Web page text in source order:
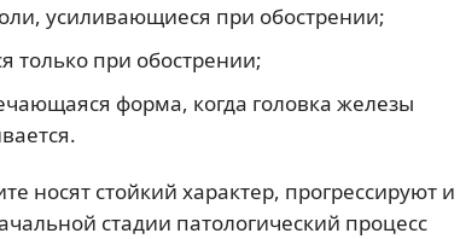
усиливающиеся при обострении;
только при обострении;
форма, когда головка железы
носят стойкий характер, прогрессируют и
стадии патологический процесс